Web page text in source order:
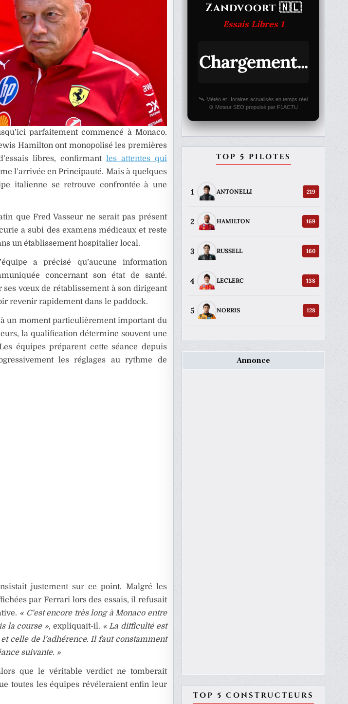
parfaitement commencé à Monaco.
Hamilton ont monopolisé les premières
libres, confirmant les attentes qui
l’arrivée en Principauté. Mais à quelques
italienne se retrouve confrontée à une
que Fred Vasseur ne serait pas présent
a subi des examens médicaux et reste
un établissement hospitalier local.
a précisé qu’aucune information
concernant son état de santé.
ses vœux de rétablissement à son dirigeant
revenir rapidement dans le paddock.
un moment particulièrement important du
la qualification détermine souvent une
équipes préparent cette séance depuis
les réglages au rythme de
justement sur ce point. Malgré les
par Ferrari lors des essais, il refusait
« C’est encore très long à Monaco entre
la course », expliquait-il. « La difficulté est
celle de l’adhérence. Il faut constamment
suivante. »
que le véritable verdict ne tomberait
toutes les équipes révéleraient enfin leur
Zandvoort 🇳🇱
Essais Libres 1
Chargement...
🛰️ Météo et Horaires actualisés en temps réel
⚙️ Moteur SEO propulsé par F1ACTU
TOP 5 PILOTES
1 ANTONELLI 219
2 HAMILTON 169
3 RUSSELL 160
4 LECLERC 138
5 NORRIS 128
Annonce
TOP 5 CONSTRUCTEURS